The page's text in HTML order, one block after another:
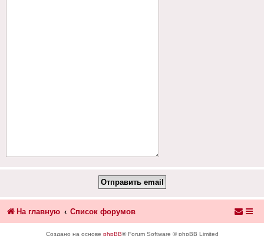
На главную Список форумов
Создано на основе phpBB® Forum Software © phpBB Limited